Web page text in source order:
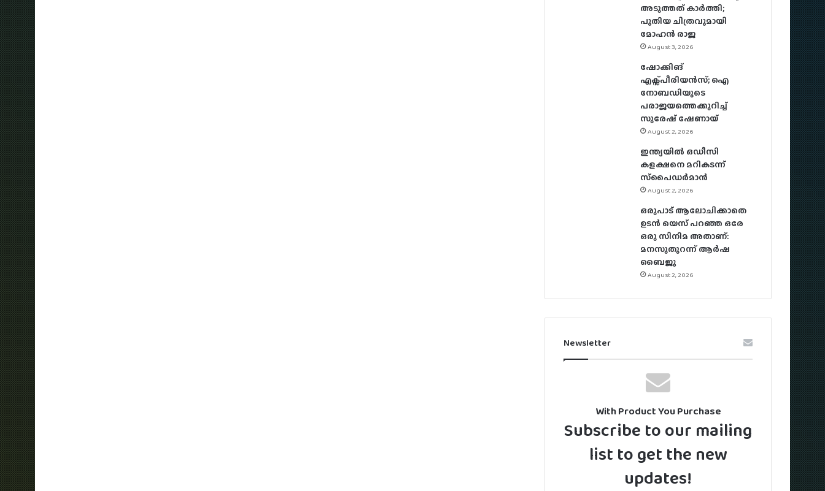
അടുത്തത് കാർത്തി;
പുതിയ ചിത്രവുമായി
മോഹൻ രാജ
August 3, 2026
ഷോക്കിങ്
എക്സ്പീരിയൻസ്; ഐ
നോബഡിയുടെ
പരാജയത്തെക്കുറിച്ച്
സുരേഷ് ഷേണായ്
August 2, 2026
ഇന്ത്യയിൽ ഒഡീസി
കളക്ഷനെ മറികടന്ന്
സ്‌പൈഡർമാൻ
August 2, 2026
ഒരുപാട് ആലോചിക്കാതെ
ഉടൻ യെസ് പറഞ്ഞ ഒരേ
ഒരു സിനിമ അതാണ്:
മനസുതുറന്ന് ആർഷ
ബൈജു
August 2, 2026
Newsletter
With Product You Purchase
Subscribe to our mailing
list to get the new
updates!